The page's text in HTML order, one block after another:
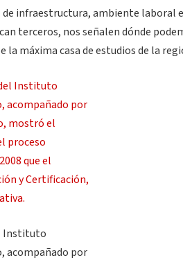
infraestructura, ambiente laboral
terceros, nos señalen dónde
la máxima casa de estudios de la
Instituto
acompañado por